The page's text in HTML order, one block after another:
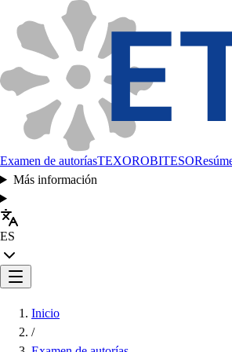
Examen de autoríasTEXOROBITESO
Más información
ES
Inicio
/